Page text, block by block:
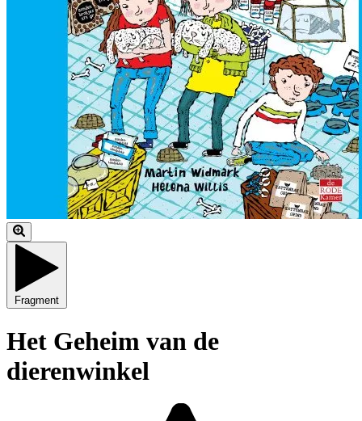
Fragment
Het Geheim van de
dierenwinkel